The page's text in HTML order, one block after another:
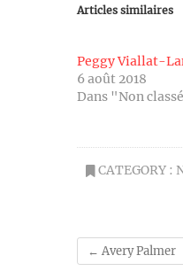
Articles similaires
Peggy Viallat-
6 août 2018
Dans "Non
CATEGORY :
← Avery Palmer